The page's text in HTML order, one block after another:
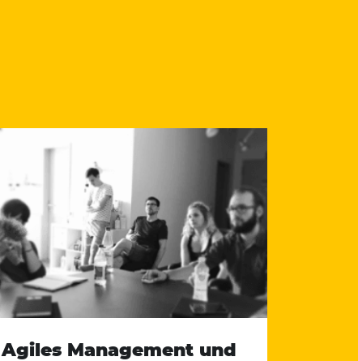
Agiles Management und